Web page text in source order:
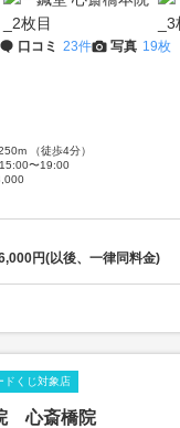
口コミ 23件 写真 19枚
（徒歩4分）
〜19:00
円(以後、一律同料金)
ドくじ対象店
心斎橋院